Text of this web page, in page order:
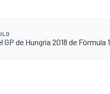
de Hungría 2018 de Fórmula 1